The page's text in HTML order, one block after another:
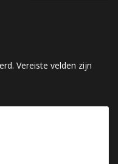
Vereiste velden zijn